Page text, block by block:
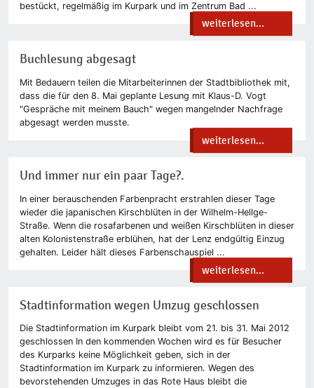
bestückt, regelmäßig im Kurpark und im Zentrum Bad ...
weiterlesen...
Buchlesung abgesagt
Mit Bedauern teilen die Mitarbeiterinnen der Stadtbibliothek mit,
dass die für den 8. Mai geplante Lesung mit Klaus-D. Vogt
"Gespräche mit meinem Bauch" wegen mangelnder Nachfrage
abgesagt werden musste.
weiterlesen...
Und immer nur ein paar Tage?.
In einer berauschenden Farbenpracht erstrahlen dieser Tage
wieder die japanischen Kirschblüten in der Wilhelm-Hellge-
Straße. Wenn die rosafarbenen und weißen Kirschblüten in dieser
alten Kolonistenstraße erblühen, hat der Lenz endgültig Einzug
gehalten. Leider hält dieses Farbenschauspiel ...
weiterlesen...
Stadtinformation wegen Umzug geschlossen
Die Stadtinformation im Kurpark bleibt vom 21. bis 31. Mai 2012
geschlossen In den kommenden Wochen wird es für Besucher
des Kurparks keine Möglichkeit geben, sich in der
Stadtinformation im Kurpark zu informieren. Wegen des
bevorstehenden Umzuges in das Rote Haus bleibt die